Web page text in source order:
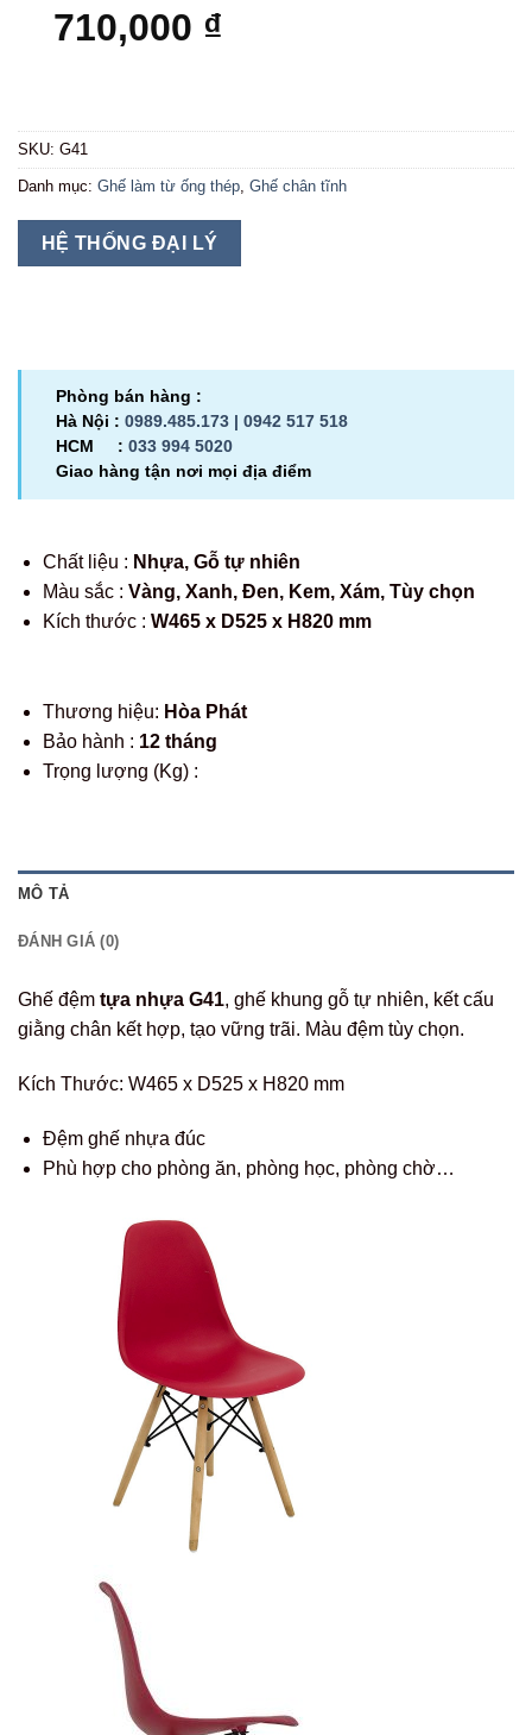
710,000 ₫
SKU: G41
Danh mục: Ghế làm từ ống thép Ghế chân tĩnh
HỆ THỐNG ĐẠI LÝ
Phòng bán hàng :
Hà Nội : 0989.485.173 | 0942 517 518
HCM : 033 994 5020
Giao hàng tận nơi mọi địa điểm
Chất liệu : Nhựa, Gỗ tự nhiên
Màu sắc : Vàng, Xanh, Đen, Kem, Xám, Tùy chọn
Kích thước : W465 x D525 x H820 mm
Thương hiệu: Hòa Phát
Bảo hành : 12 tháng
Trọng lượng (Kg) :
MÔ TẢ
ĐÁNH GIÁ (0)
Ghế đệm tựa nhựa G41, ghế khung gỗ tự nhiên, kết cấu
giằng chân kết hợp, tạo vững trãi. Màu đệm tùy chọn.
Kích Thước: W465 x D525 x H820 mm
Đệm ghế nhựa đúc
Phù hợp cho phòng ăn, phòng học, phòng chờ…